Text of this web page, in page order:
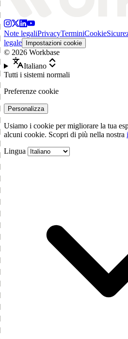
Note legaliPrivacyTerminiCookie
legale
Impostazioni cookie
© 2026 Workbase
Italiano
Tutti i sistemi normali
Preferenze cookie
Personalizza
Usiamo i cookie per migliorare la tua
alcuni cookie. Scopri di più nella nostra
Lingua